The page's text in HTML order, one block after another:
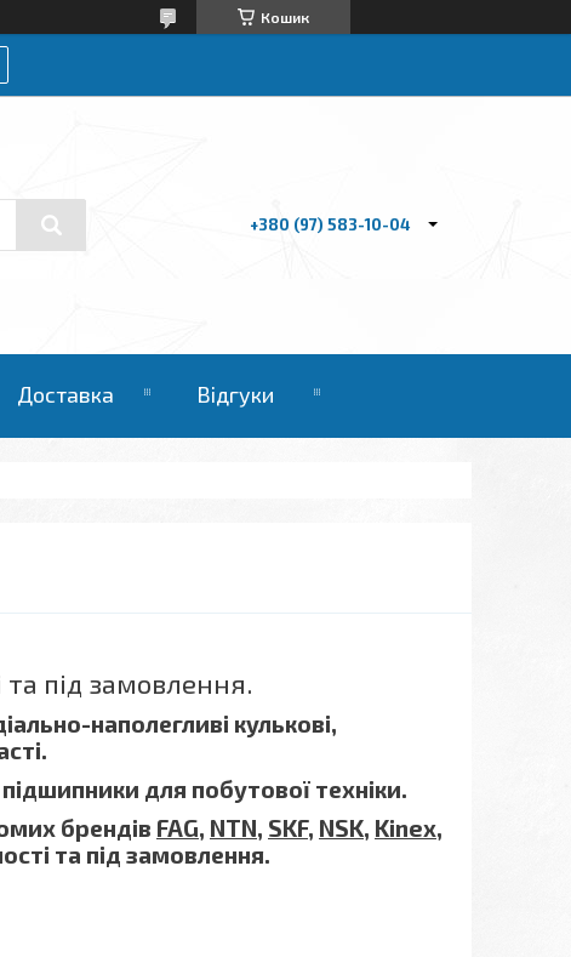
Кошик
+380 (97) 583-10-04
Доставка Відгуки
під замовлення.
наполегливі кулькові,
для побутової техніки.
брендів FAG, NTN, SKF, NSK, Kinex,
та під замовлення.